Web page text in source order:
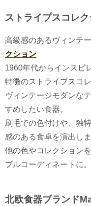
ストライプスコレ
高級感のあるヴィンテ
クション
1960年代からインスピ
特徴のストライプスコレ
ヴィンテージモダンな
すめしたい食器。
刷毛での色付けや、独
感のある食卓を演出しま
他の色やコレクション
ブルコーディネートに。
北欧食器ブランド